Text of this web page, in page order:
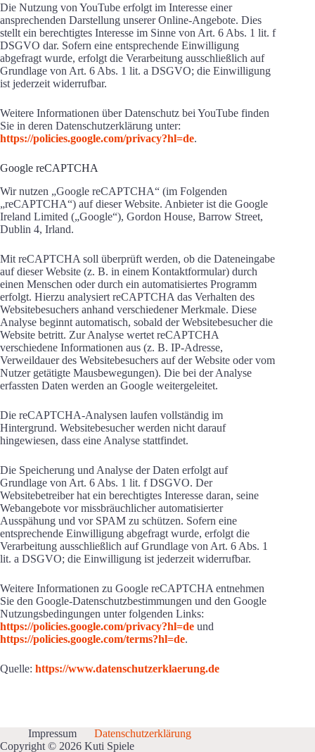
Die Nutzung von YouTube erfolgt im Interesse einer
ansprechenden Darstellung unserer Online-Angebote. Dies
stellt ein berechtigtes Interesse im Sinne von Art. 6 Abs. 1 lit. f
DSGVO dar. Sofern eine entsprechende Einwilligung
abgefragt wurde, erfolgt die Verarbeitung ausschließlich auf
Grundlage von Art. 6 Abs. 1 lit. a DSGVO; die Einwilligung
ist jederzeit widerrufbar.
Weitere Informationen über Datenschutz bei YouTube finden
Sie in deren Datenschutzerklärung unter:
https://policies.google.com/privacy?hl=de.
Google reCAPTCHA
Wir nutzen „Google reCAPTCHA“ (im Folgenden
„reCAPTCHA“) auf dieser Website. Anbieter ist die Google
Ireland Limited („Google“), Gordon House, Barrow Street,
Dublin 4, Irland.
Mit reCAPTCHA soll überprüft werden, ob die Dateneingabe
auf dieser Website (z. B. in einem Kontaktformular) durch
einen Menschen oder durch ein automatisiertes Programm
erfolgt. Hierzu analysiert reCAPTCHA das Verhalten des
Websitebesuchers anhand verschiedener Merkmale. Diese
Analyse beginnt automatisch, sobald der Websitebesucher die
Website betritt. Zur Analyse wertet reCAPTCHA
verschiedene Informationen aus (z. B. IP-Adresse,
Verweildauer des Websitebesuchers auf der Website oder vom
Nutzer getätigte Mausbewegungen). Die bei der Analyse
erfassten Daten werden an Google weitergeleitet.
Die reCAPTCHA-Analysen laufen vollständig im
Hintergrund. Websitebesucher werden nicht darauf
hingewiesen, dass eine Analyse stattfindet.
Die Speicherung und Analyse der Daten erfolgt auf
Grundlage von Art. 6 Abs. 1 lit. f DSGVO. Der
Websitebetreiber hat ein berechtigtes Interesse daran, seine
Webangebote vor missbräuchlicher automatisierter
Ausspähung und vor SPAM zu schützen. Sofern eine
entsprechende Einwilligung abgefragt wurde, erfolgt die
Verarbeitung ausschließlich auf Grundlage von Art. 6 Abs. 1
lit. a DSGVO; die Einwilligung ist jederzeit widerrufbar.
Weitere Informationen zu Google reCAPTCHA entnehmen
Sie den Google-Datenschutzbestimmungen und den Google
Nutzungsbedingungen unter folgenden Links:
https://policies.google.com/privacy?hl=de und
https://policies.google.com/terms?hl=de.
Quelle: https://www.datenschutzerklaerung.de
Impressum
Datenschutzerklärung
Copyright © 2026 Kuti Spiele